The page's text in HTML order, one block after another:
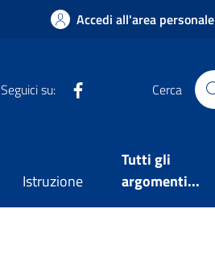
Accedi all'area personale
Seguici su: Cerca
Istruzione
Tutti gli
argomenti...